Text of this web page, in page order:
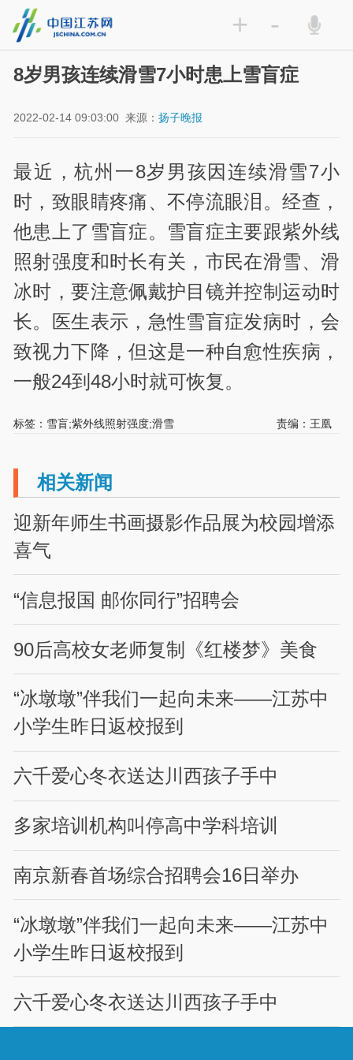
+ -
8岁男孩连续滑雪7小时患上雪盲症
2022-02-14 09:03:00 来源：扬子晚报
最近，杭州一8岁男孩因连续滑雪7小
时，致眼睛疼痛、不停流眼泪。经查，
他患上了雪盲症。雪盲症主要跟紫外线
照射强度和时长有关，市民在滑雪、滑
冰时，要注意佩戴护目镜并控制运动时
长。医生表示，急性雪盲症发病时，会
致视力下降，但这是一种自愈性疾病，
一般24到48小时就可恢复。
标签：雪盲;紫外线照射强度;滑雪 责编：王凰
相关新闻
迎新年师生书画摄影作品展为校园增添
喜气
“信息报国 邮你同行”招聘会
90后高校女老师复制《红楼梦》美食
“冰墩墩”伴我们一起向未来——江苏中
小学生昨日返校报到
六千爱心冬衣送达川西孩子手中
多家培训机构叫停高中学科培训
南京新春首场综合招聘会16日举办
“冰墩墩”伴我们一起向未来——江苏中
小学生昨日返校报到
六千爱心冬衣送达川西孩子手中